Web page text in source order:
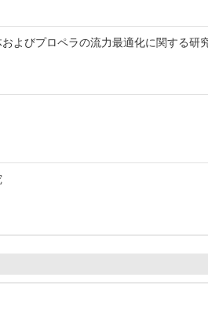
よびプロペラの流力最適化に関する研